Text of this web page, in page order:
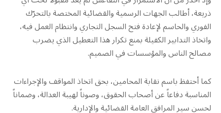
ذريعة، أطالب الجهات الرسمية والقضائية المختصة بالتحرّك
الفوري والحاسم لإعادة فتح السجل التجاري وانتظام العمل فيه،
واتخاذ التدابير الكفيلة بمنع تكرار هذا التعطيل الذي يضرب
مصالح الناس والمؤسسات في الصميم.
كما أحتفظ باسم نقابة المحامين، بحق اتخاذ المواقف والإجراءات
المناسبة دفاعاً عن أصحاب الحقوق، وصوناً لهيبة العدالة، وضماناً
لحسن سير المرافق العامة القضائية والإدارية.